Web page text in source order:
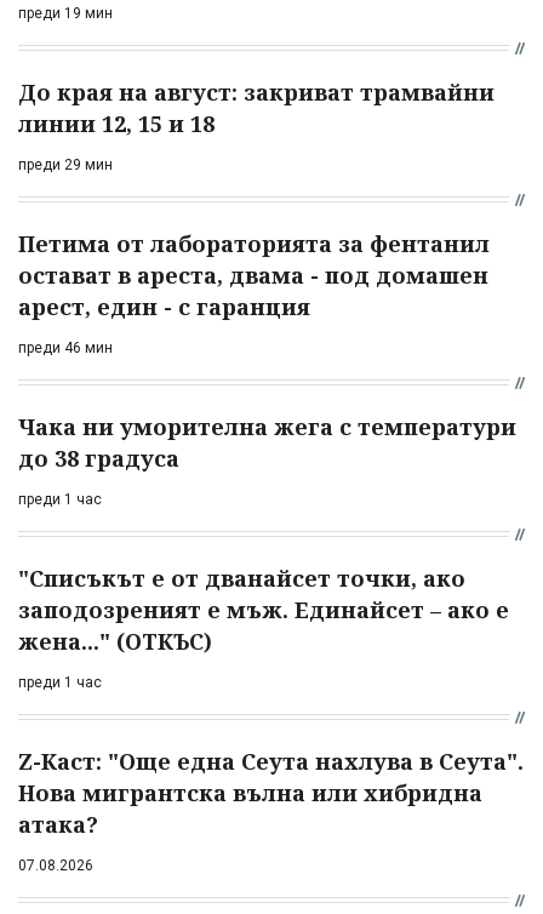
преди 19 мин
До края на август: закриват трамвайни
линии 12, 15 и 18
преди 29 мин
Петима от лабораторията за фентанил
остават в ареста, двама - под домашен
арест, един - с гаранция
преди 46 мин
Чака ни уморителна жега с температури
до 38 градуса
преди 1 час
"Списъкът е от дванайсет точки, ако
заподозреният е мъж. Единайсет – ако е
жена..." (ОТКЪС)
преди 1 час
Z-Каст: "Още една Сеута нахлува в Сеута".
Нова мигрантска вълна или хибридна
атака?
07.08.2026